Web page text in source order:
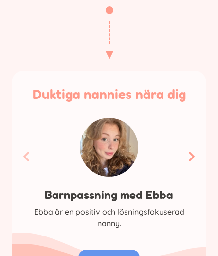
Duktiga nannies nära dig
Barnpassning med Ebba
Ebba är en positiv och lösningsfokuserad
nanny.